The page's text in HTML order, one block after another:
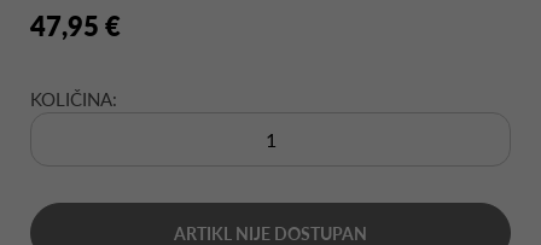
47,95 €
KOLIČINA:
ARTIKL NIJE DOSTUPAN